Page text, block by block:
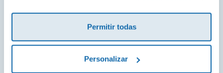
Permitir todas
Personalizar
¡Ver todo!